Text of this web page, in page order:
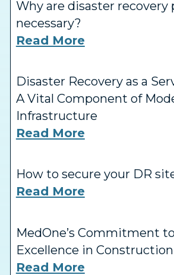
Why are disaster recovery
necessary?
Read More
Disaster Recovery as a
A Vital Component of
Infrastructure
Read More
How to secure your DR
Read More
MedOne’s Commitment
Excellence in Construction
Read More